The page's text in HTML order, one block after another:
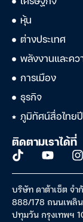
หุ้น
ต่างประเทศ
พลังงานและคว
การเมือง
ธุรกิจ
ภูมิทัศน์สื่อไทย
ติดตามเราได้ที่
บริษัท ดาต้าเซ็ต จำ
888/178 ถนนเพลิ
ปทุมวัน กรุงเทพฯ